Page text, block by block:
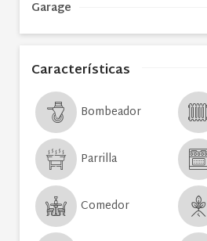
Garage
Características
Bombeador
Parrilla
Comedor